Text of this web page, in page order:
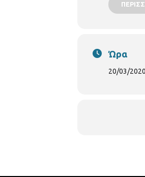
Η χώρα μας
Τιμή
Ώρα
20/03/2020